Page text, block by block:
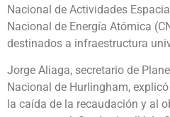
Nacional de Actividades
Nacional de Energía Atómica
destinados a infraestructura
Jorge Aliaga, secretario de
Nacional de Hurlingham,
la caída de la recaudación y al